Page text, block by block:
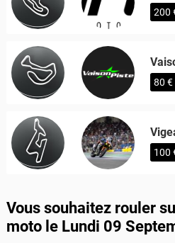
200
80 €
100
Vous souhaitez rouler
moto le Lundi 09